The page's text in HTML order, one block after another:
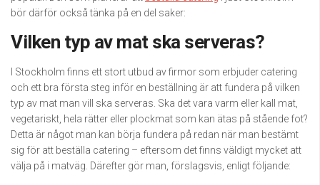
bör därför också tänka på en del saker:
Vilken typ av mat ska serveras?
I Stockholm finns ett stort utbud av firmor som erbjuder catering
och ett bra första steg inför en beställning är att fundera på vilken
typ av mat man vill ska serveras. Ska det vara varm eller kall mat,
vegetariskt, hela rätter eller plockmat som kan ätas på stående fot?
Detta är något man kan börja fundera på redan när man bestämt
sig för att beställa catering – eftersom det finns väldigt mycket att
välja på i matväg. Därefter gör man, förslagsvis, enligt följande: